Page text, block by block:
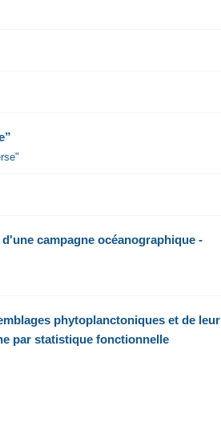
campagne océanographique -
phytoplanctoniques et de leur
par statistique fonctionnelle